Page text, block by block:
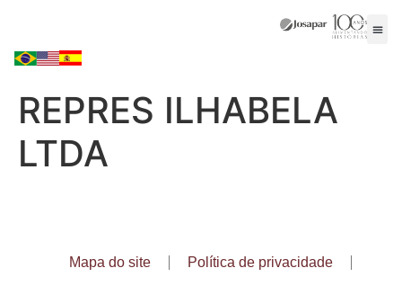
REPRES ILHABELA
LTDA
Mapa do site Política de privacidade